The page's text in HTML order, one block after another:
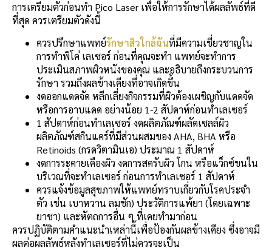
การเตรียมตัวก่อนทำ Pico Laser เพื่อให้การรักษาได้ผลลัพธ์ที่ดี
ที่สุด ควรเตรียมตัวดังนี้
ควรปรึกษาแพทย์รักษาสิวใกล้ฉันที่มีความเชี่ยวชาญใน
การทำพิโค่ เลเซอร์ ก่อนที่คุณจะทำ แพทย์จะทำการ
ประเมินสภาพผิวหนังของคุณ และอธิบายถึงกระบวนการ
รักษา รวมถึงผลข้างเคียงที่อาจเกิดขึ้น
งดออกแดดจัด หลีกเลี่ยงกิจกรรมที่ผิวต้องเผชิญกับแดดจัด
หรือการอาบแดด อย่างน้อย 1-2 สัปดาห์ก่อนทำเลเซอร์
1 สัปดาห์ก่อนทำเลเซอร์ งดผลิตภัณฑ์ผลัดเซลล์ผิว
ผลิตภัณฑ์สกินแคร์ที่มีส่วนผสมของ AHA, BHA หรือ
Retinoids (กรดวิตามินเอ) ประมาณ 1 สัปดาห์
งดการระคายเคืองผิว งดการสครับผิว โกน หรือแว็กซ์ขนใน
บริเวณที่จะทำเลเซอร์ ก่อนการทำเลเซอร์ 1 สัปดาห์
ควรแจ้งข้อมูลสุขภาพให้แพทย์ทราบเกี่ยวกับโรคประจำ
ตัว เช่น เบาหวาน ลมชัก) ประวัติการแพ้ยา (โดยเฉพาะ
ยาชา) และหัตถการอื่น ๆ ที่เคยทำมาก่อน
ควรปฏิบัติตามคำแนะนำเหล่านี้เพื่อป้องกันผลข้างเคียง ซึ่งอาจมี
ผลต่อผลลัพธ์หลังทำเลเซอร์ที่ไม่ควรจะเป็น